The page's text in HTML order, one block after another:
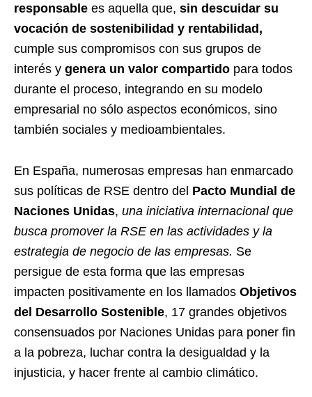
responsable es aquella que, sin descuidar su
vocación de sostenibilidad y rentabilidad,
cumple sus compromisos con sus grupos de
interés y genera un valor compartido para todos
durante el proceso, integrando en su modelo
empresarial no sólo aspectos económicos, sino
también sociales y medioambientales.
En España, numerosas empresas han enmarcado
sus políticas de RSE dentro del Pacto Mundial de
Naciones Unidas, una iniciativa internacional que
busca promover la RSE en las actividades y la
estrategia de negocio de las empresas. Se
persigue de esta forma que las empresas
impacten positivamente en los llamados Objetivos
del Desarrollo Sostenible, 17 grandes objetivos
consensuados por Naciones Unidas para poner fin
a la pobreza, luchar contra la desigualdad y la
injusticia, y hacer frente al cambio climático.